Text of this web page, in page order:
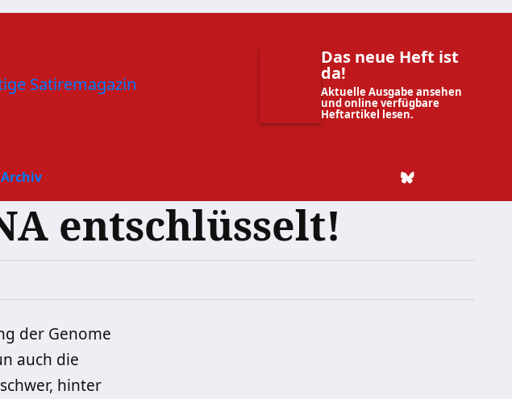
Das neue Heft ist
da!
Aktuelle Ausgabe ansehen
und online verfügbare
Heftartikel lesen.
Archiv
entschlüsselt!
der Genome
auch die
hinter